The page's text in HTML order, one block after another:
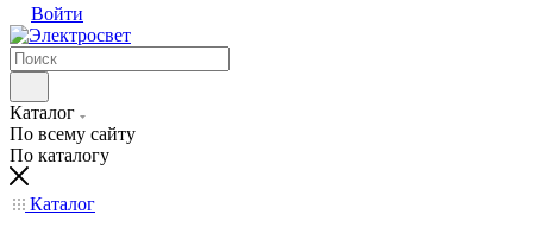
Войти
Каталог
По всему сайту
По каталогу
Каталог